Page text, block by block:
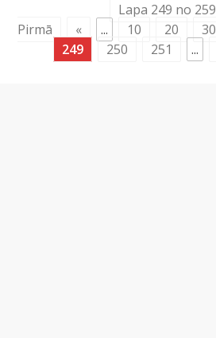
Lapa 249 no 259
Pirmā
« ... 10 20 30
249
250 251 ...